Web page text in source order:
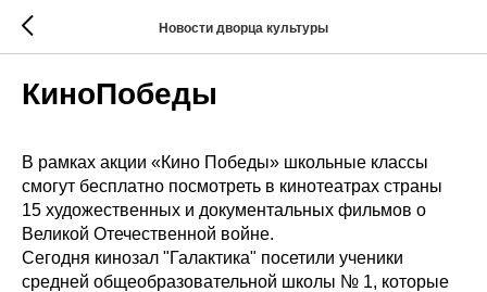
Новости дворца культуры
КиноПобеды
В рамках акции «Кино Победы» школьные классы
смогут бесплатно посмотреть в кинотеатрах страны
15 художественных и документальных фильмов о
Великой Отечественной войне.
Сегодня кинозал "Галактика" посетили ученики
средней общеобразовательной школы № 1, которые